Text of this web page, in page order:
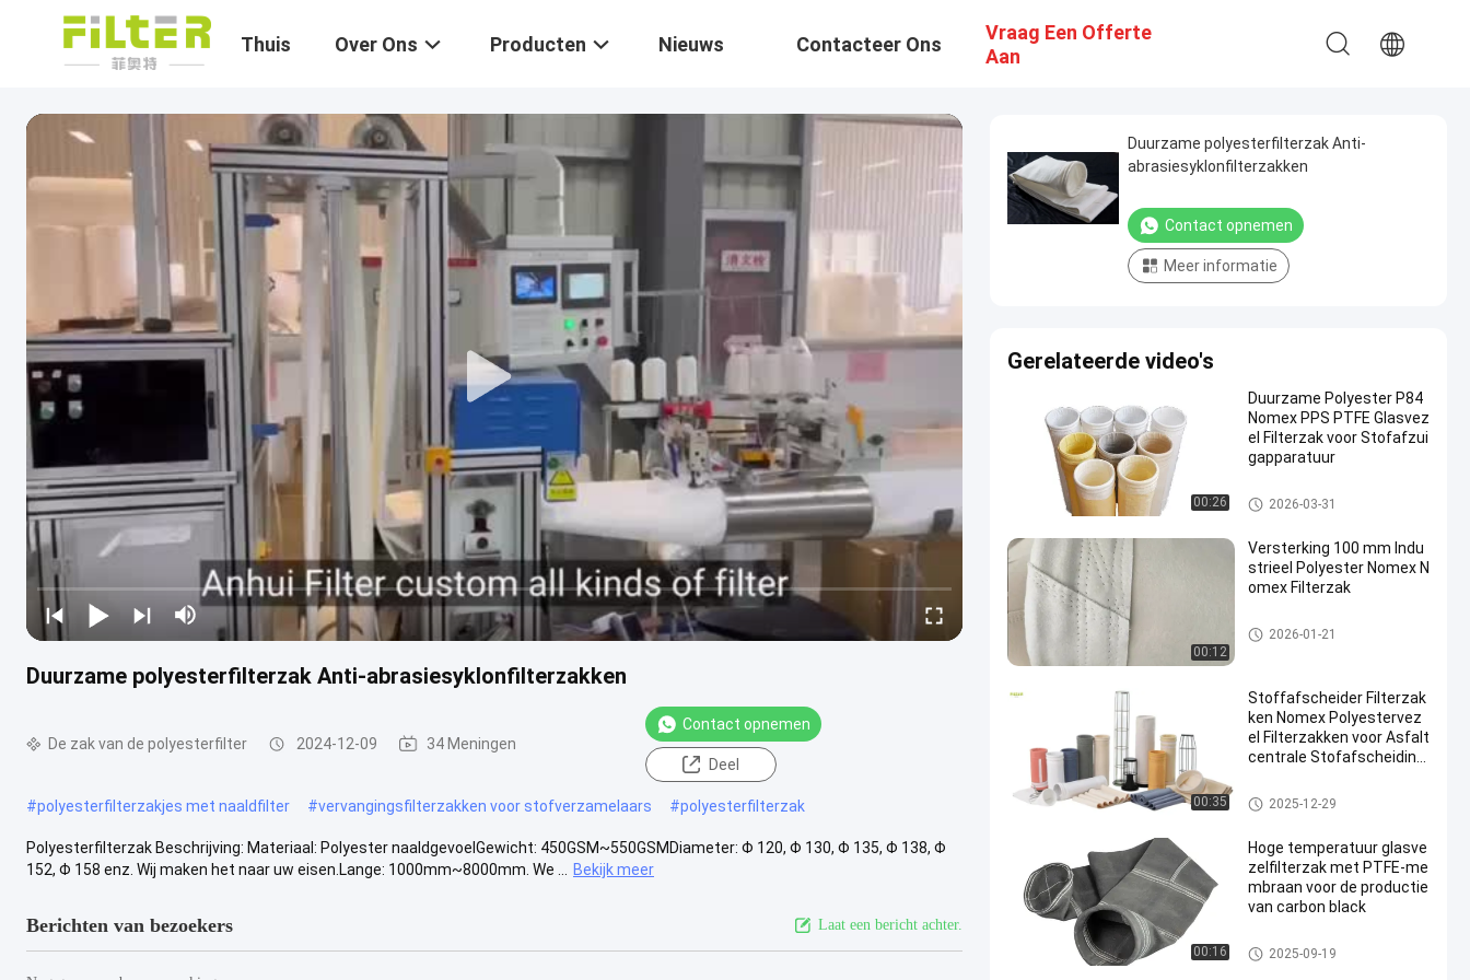
Thuis Over Ons Producten Nieuws Contacteer Ons
Vraag Een Offerte
Aan
Duurzame polyesterfilterzak Anti-abrasiesyklonfilterzakken
De zak van de polyesterfilter 2024-12-09 34 Meningen
Contact opnemen
Deel
#polyesterfilterzakjes met naaldfilter #vervangingsfilterzakken voor stofverzamelaars #polyesterfilterzak
Polyesterfilterzak Beschrijving: Materiaal: Polyester naaldgevoelGewicht: 450GSM~550GSMDiameter: Φ 120, Φ 130, Φ 135, Φ 138, Φ
152, Φ 158 enz. Wij maken het naar uw eisen.Lange: 1000mm~8000mm. We ...
Bekijk meer
Berichten van bezoekers Laat een bericht achter.
Duurzame polyesterfilterzak Anti-
abrasiesyklonfilterzakken
Contact opnemen
Meer informatie
Gerelateerde video's
00:26
Duurzame Polyester P84
Nomex PPS PTFE Glasvez
el Filterzak voor Stofafzui
gapparatuur
De zak van de polyesterfilter
2026-03-31
00:12
Versterking 100 mm Indu
strieel Polyester Nomex N
omex Filterzak
hoogtemperatuurfilterzakken
2026-01-21
00:35
Stoffafscheider Filterzak
ken Nomex Polyestervez
el Filterzakken voor Asfalt
centrale Stofafscheiding
Hittebestendigheid
De zak van de polyesterfilter
2025-12-29
00:16
Hoge temperatuur glasve
zelfilterzak met PTFE-me
mbraan voor de productie
van carbon black
filterzak van glasvezel
2025-09-19